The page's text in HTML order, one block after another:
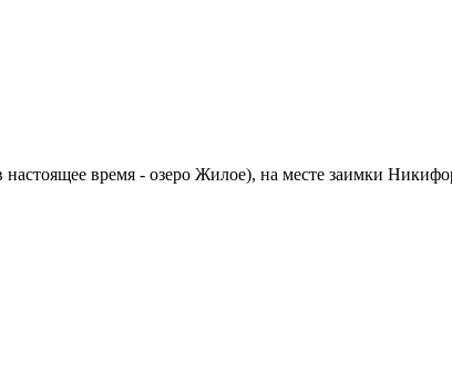
время - озеро Жилое), на месте заимки